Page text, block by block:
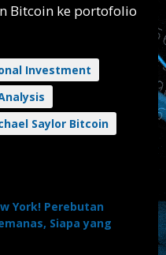
Bitcoin ke portofolio
Investment
Saylor Bitcoin
York! Perebutan
Siapa yang